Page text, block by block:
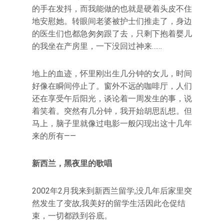
的手在发抖，而我能做的也就是硬着头皮不住
地安慰她。转眼间老婆被护士们推走了，身边
的医生们也都急匆匆跟了去，只剩下抱着婴儿
的我坐在产房里，一下没回过神来……
地上的血迹，怀里刚出生几分钟的女儿，时间
好像在瞬间停止了。窗外不远的咖啡厅，人们
还在享受午后阳光，谈论着一周发生的事，说
着笑着。突然有几分钟，我开始胡思乱想。但
马上，脑子里就像过电影一般闪现出这十几年
来的所有——
新西兰，黑夜里的歌唱
2002年2月我来到新西兰留学,没几年后家里突
然发生了变故,我美好的留学生活因此仓促结
束，一切都跌到谷底。